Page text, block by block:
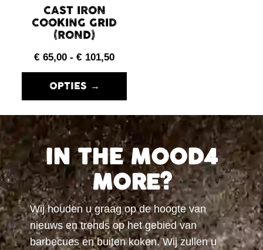
CAST IRON
COOKING GRID
(ROND)
€ 65,00 - € 101,50
OPTIES →
IN THE MOOD4
MORE?
Wij houden u graag op de hoogte van
nieuws en trends op het gebied van
barbecues en buiten koken. Wij zullen u